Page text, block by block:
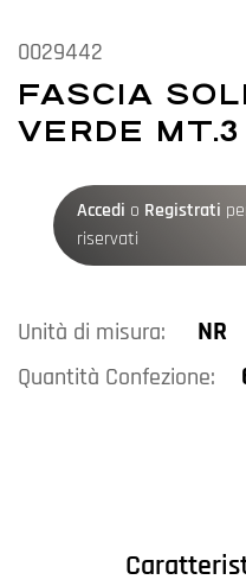
0029442
FASCIA
VERDE
Accedi o Registrati
riservati
Unità di misura: NR
Quantità Confezione: